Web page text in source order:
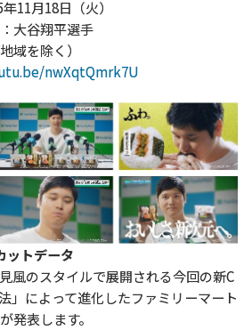
11月18日（火）
大谷翔平選手
域を除く）
nwXqtQmrk7U
ットデータ
風のスタイルで展開される今回の新C
」によって進化したファミリーマート
発表します。